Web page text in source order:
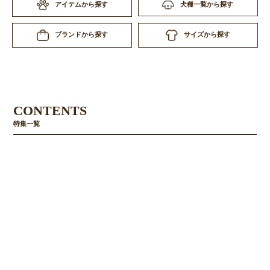
アイテムから探す 犬種一覧から探す
ブランドから探す サイズから探す
CONTENTS
特集一覧